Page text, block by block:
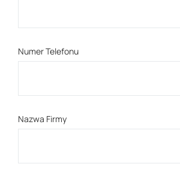
Numer Telefonu
Nazwa Firmy